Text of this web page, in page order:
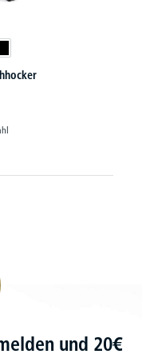
und 20€